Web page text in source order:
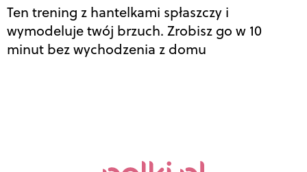
Ten trening z hantelkami spłaszczy i
wymodeluje twój brzuch. Zrobisz go w 10
minut bez wychodzenia z domu